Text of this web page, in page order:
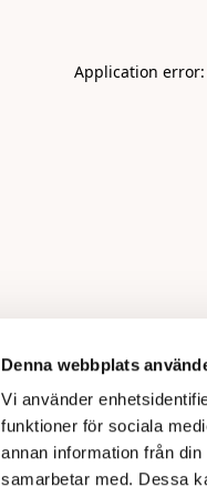
Denna webbplats
Vi använder
funktioner för sociala
annan information från
samarbetar med. Dessa
Application